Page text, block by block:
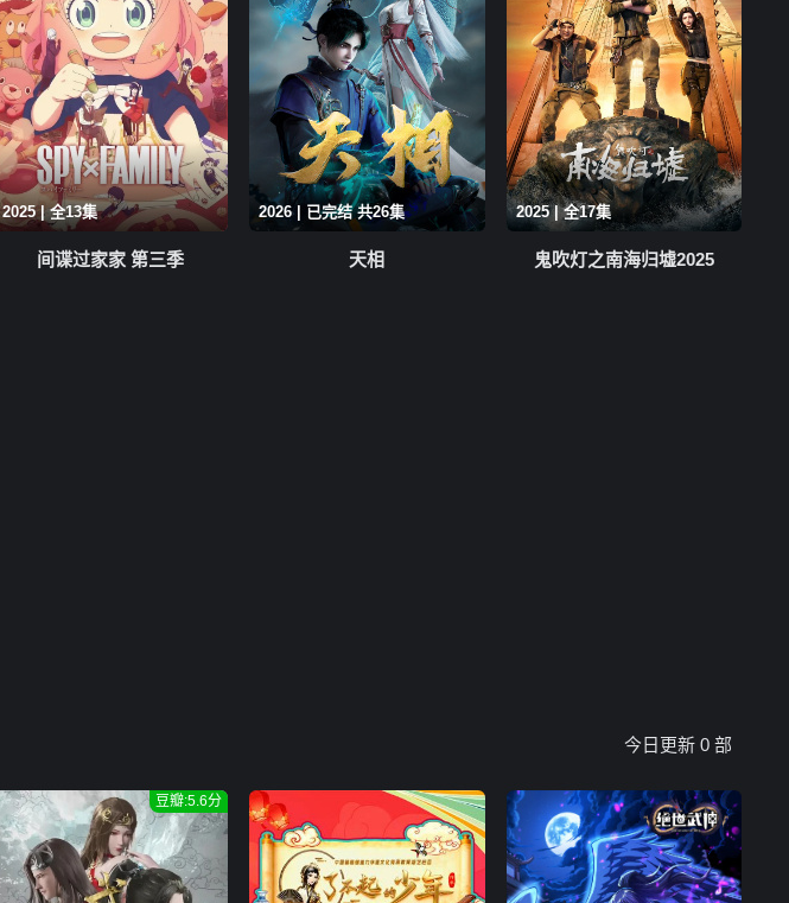
2025 | 全13集
间谍过家家 第三季
2026 | 已完结 共26集
天相
2025 | 全17集
鬼吹灯之南海归墟2025
今日更新 0 部
豆瓣:5.6分